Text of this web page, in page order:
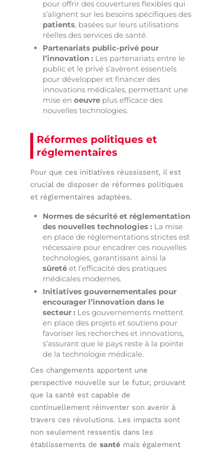
pour offrir des couvertures flexibles qui
s’alignent sur les besoins spécifiques des
patients, basées sur leurs utilisations
réelles des services de santé.
Partenariats public-privé pour
l’innovation : Les partenariats entre le
public et le privé s’avèrent essentiels
pour développer et financer des
innovations médicales, permettant une
mise enoeuvre plus efficace des
nouvelles technologies.
Réformes politiques et
réglementaires
Pour que ces initiatives réussissent, il est
crucial de disposer de réformes politiques
et réglementaires adaptées.
Normes de sécurité et réglementation
des nouvelles technologies : La mise
en place de réglementations strictes est
nécessaire pour encadrer ces nouvelles
technologies, garantissant ainsi la
sûreté et l’efficacité des pratiques
médicales modernes.
Initiatives gouvernementales pour
encourager l’innovation dans le
secteur : Les gouvernements mettent
en place des projets et soutiens pour
favoriser les recherches et innovations,
s’assurant que le pays reste à la pointe
de la technologie médicale.
Ces changements apportent une
perspective nouvelle sur le futur, prouvant
que la santé est capable de
continuellement réinventer son avenir à
travers ces révolutions. Les impacts sont
non seulement ressentis dans les
établissements desanté mais également